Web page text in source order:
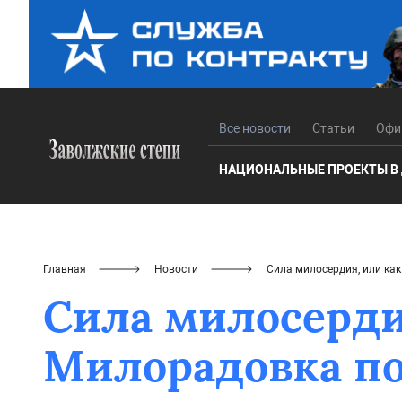
Все новости Статьи
НАЦИОНАЛЬНЫЕ ПРОЕКТЫ В
Главная Новости Сила милосердия, или
Сила
Милорадовка